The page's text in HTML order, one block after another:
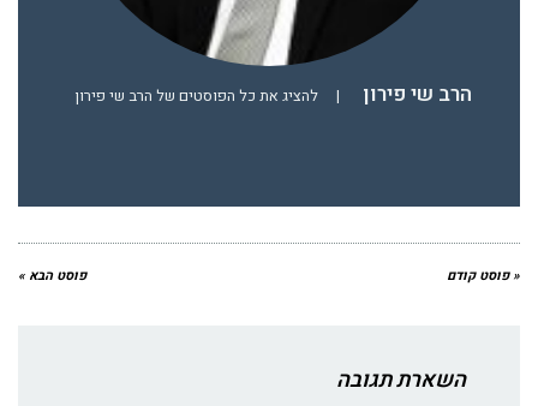
הרב שי פירון | להציג את כל הפוסטים של הרב שי פירון
« פוסט קודם פוסט הבא »
השארת תגובה